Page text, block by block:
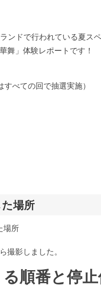
ンドで行われている夏ス
舞」体験レポートです！
べての回で抽選実施）
場所
撮影しました。
順番と停